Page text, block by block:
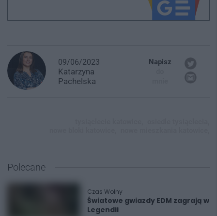
09/06/2023
Katarzyna
Pachelska
Napisz
Polecane
Czas Wolny
Światowe gwiazdy EDM zagrają w
Legendii